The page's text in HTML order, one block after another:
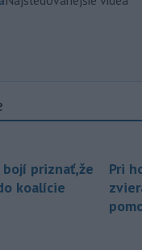
bojí priznať,že
koalície
Pri